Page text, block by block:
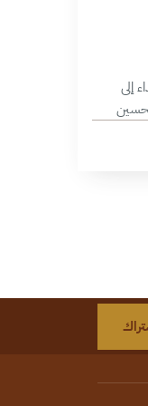
إلى
مطالبة بتحسين